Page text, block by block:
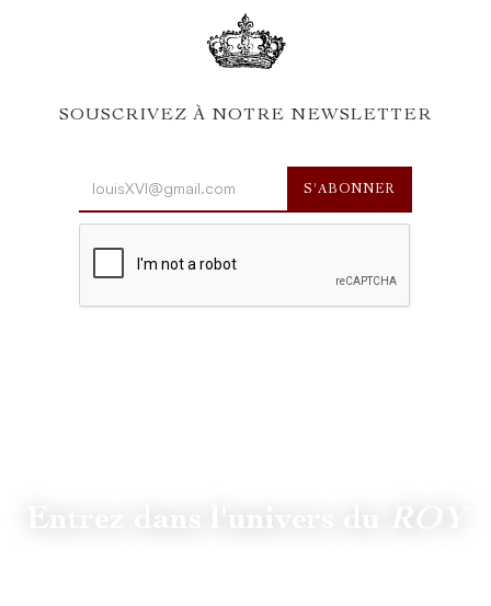
SOUSCRIVEZ À NOTRE NEWSLETTER
ROY